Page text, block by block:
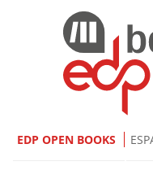
EDP OPEN BOOKS